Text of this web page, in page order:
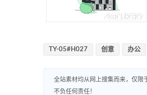
TY-05#H027 创意 办公
全站素材均从网上搜集而来，仅限
不负任何责任！